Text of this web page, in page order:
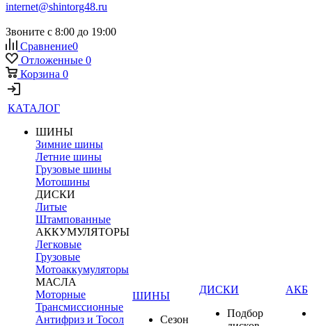
internet@shintorg48.ru
Звоните с 8:00 до 19:00
Сравнение0
Отложенные 0
Корзина 0
КАТАЛОГ
ШИНЫ
Зимние шины
Летние шины
Грузовые шины
Мотошины
ДИСКИ
Литые
Штампованные
АККУМУЛЯТОРЫ
Легковые
Грузовые
Мотоаккумуляторы
МАСЛА
Моторные
Трансмиссионные
Антифриз и Тосол
ШИНЫ
Сезон
ДИСКИ
Подбор
АКБ